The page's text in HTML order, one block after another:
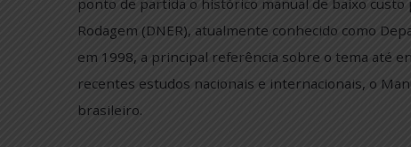
É importante ressaltar que para garantir a
profissionais habilitados. “O profissional
técnico necessário para prestar